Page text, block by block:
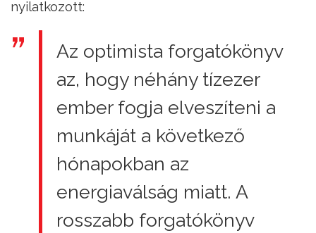
nyilatkozott:
Az optimista forgatókönyv
az, hogy néhány tízezer
ember fogja elveszíteni a
munkáját a következő
hónapokban az
energiaválság miatt. A
rosszabb forgatókönyv